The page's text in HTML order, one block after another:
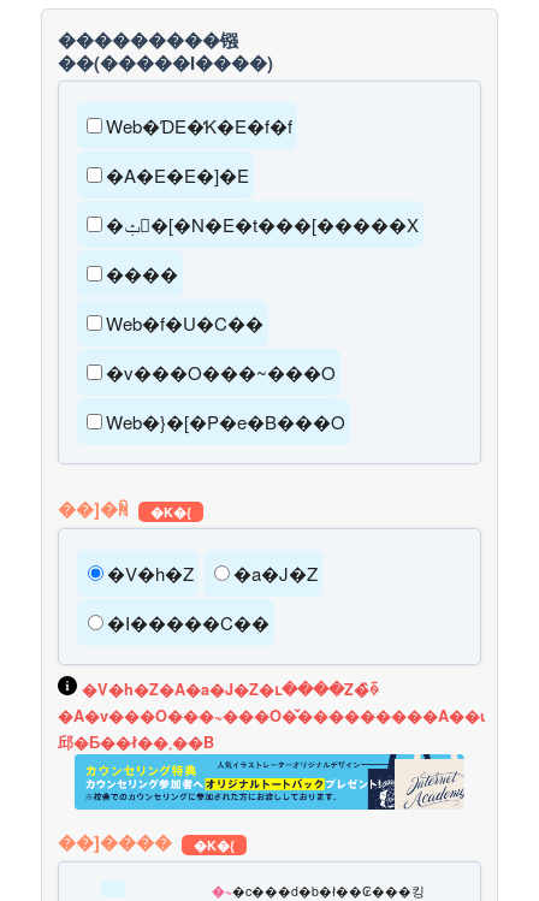
���������镪
��(�����I����)
Web�ƊE�̓K�E�f�f
�A�E�E�]�E
�ݑ�[�N�E�t���[�����X
����
Web�f�U�C��
�v���O���~���O
Web�}�[�P�e�B���O
��]�ꏊ �K�{
�V�h�Z
�a�J�Z
�I�����C��
�V�h�Z�A�a�J�Z�ւ����Z�̏ꍇ
邱�Ƃ��ł��܂��B
��]���� �K�{
�~�c���d�b�ł��₢���킹